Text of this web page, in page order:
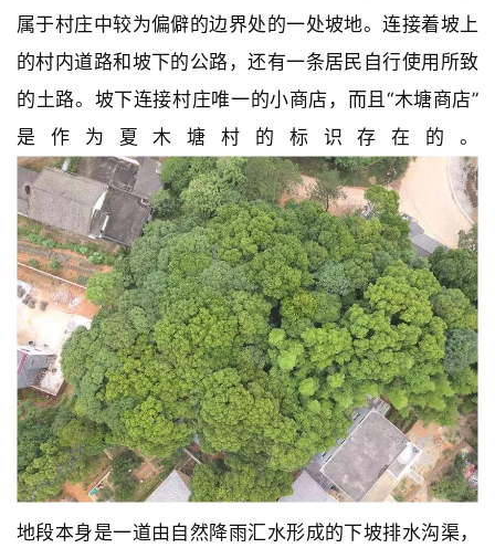
属于村庄中较为偏僻的边界处的一处坡地。连接着坡上
的村内道路和坡下的公路，还有一条居民自行使用所致
的土路。坡下连接村庄唯一的小商店，而且“木塘商店”
是作为夏木塘村的标识存在的。
地段本身是一道由自然降雨汇水形成的下坡排水沟渠，